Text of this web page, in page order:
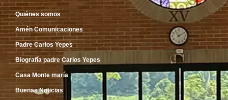
Quiénes somos
Amén Comunicaciones
Padre Carlos Yepes
Biografía padre Carlos Yepes
Casa Monte maría
Buenas Noticias